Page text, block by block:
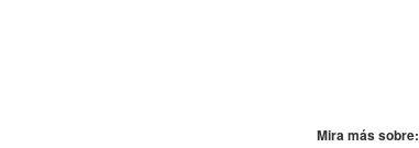
Mira más sobre: